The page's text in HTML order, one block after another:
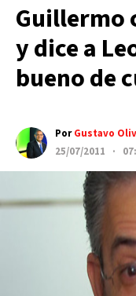
Guillermo
y dice a
bueno de
PorGustavo
25/07/2011 ·